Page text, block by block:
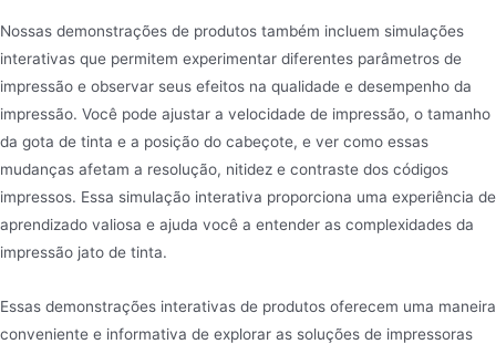
Nossas demonstrações de produtos também incluem simulações
interativas que permitem experimentar diferentes parâmetros de
impressão e observar seus efeitos na qualidade e desempenho da
impressão. Você pode ajustar a velocidade de impressão, o tamanho
da gota de tinta e a posição do cabeçote, e ver como essas
mudanças afetam a resolução, nitidez e contraste dos códigos
impressos. Essa simulação interativa proporciona uma experiência de
aprendizado valiosa e ajuda você a entender as complexidades da
impressão jato de tinta.
Essas demonstrações interativas de produtos oferecem uma maneira
conveniente e informativa de explorar as soluções de impressoras